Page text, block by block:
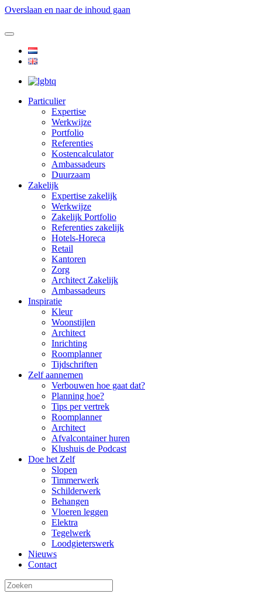
Overslaan en naar de inhoud gaan
Particulier
Expertise
Werkwijze
Portfolio
Referenties
Kostencalculator
Ambassadeurs
Duurzaam
Zakelijk
Expertise zakelijk
Werkwijze
Zakelijk Portfolio
Referenties zakelijk
Hotels-Horeca
Retail
Kantoren
Zorg
Architect Zakelijk
Ambassadeurs
Inspiratie
Kleur
Woonstijlen
Architect
Inrichting
Roomplanner
Tijdschriften
Zelf aannemen
Verbouwen hoe gaat dat?
Planning hoe?
Tips per vertrek
Roomplanner
Architect
Afvalcontainer huren
Klushuis de Podcast
Doe het Zelf
Slopen
Timmerwerk
Schilderwerk
Behangen
Vloeren leggen
Elektra
Tegelwerk
Loodgieterswerk
Nieuws
Contact